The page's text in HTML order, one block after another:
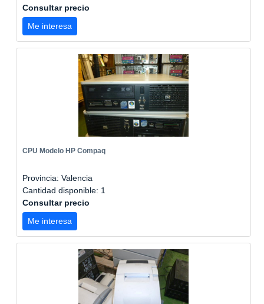
Consultar precio
Me interesa
CPU Modelo HP Compaq
Provincia: Valencia
Cantidad disponible: 1
Consultar precio
Me interesa